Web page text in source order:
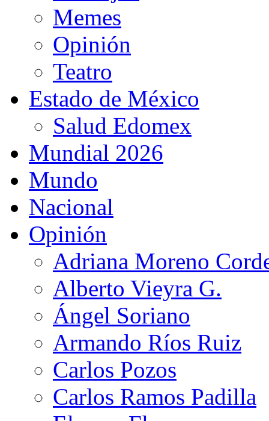
Memes
Opinión
Teatro
Estado de México
Salud Edomex
Mundial 2026
Mundo
Nacional
Opinión
Adriana Moreno
Alberto Vieyra G.
Ángel Soriano
Armando Ríos Ruiz
Carlos Pozos
Carlos Ramos Padilla